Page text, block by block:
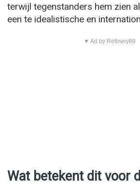
terwijl tegenstanders hem zien
een te idealistische en
▼ Ad by Refinery89
Wat betekent dit voor